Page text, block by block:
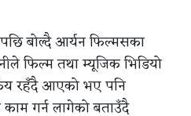
बोल्दै आर्यन फिल्मसका
फिल्म तथा म्यूजिक भिडियो
रहँदै आएको भए पनि
काम गर्न लागेको बताउँदै